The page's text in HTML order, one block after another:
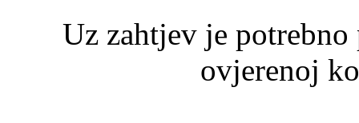
Uz zahtjev je
ovjerenoj